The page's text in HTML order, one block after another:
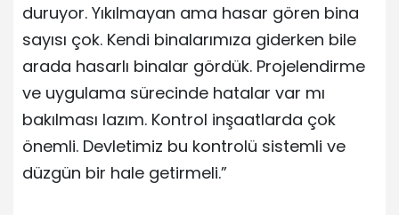
duruyor. Yıkılmayan ama hasar gören bina
sayısı çok. Kendi binalarımıza giderken bile
arada hasarlı binalar gördük. Projelendirme
ve uygulama sürecinde hatalar var mı
bakılması lazım. Kontrol inşaatlarda çok
önemli. Devletimiz bu kontrolü sistemli ve
düzgün bir hale getirmeli.”